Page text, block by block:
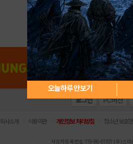
아이디 / 비밀번호 찾기
오늘하루 안보기
로그인 PC버전
회사소개 이용약관 개인정보 처리방침 청소년 보호
사업자등록번호:119-86-61101 (주)스